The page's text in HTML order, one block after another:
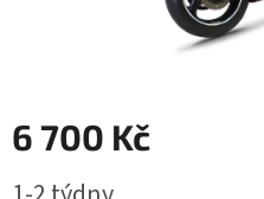
6 700 Kč